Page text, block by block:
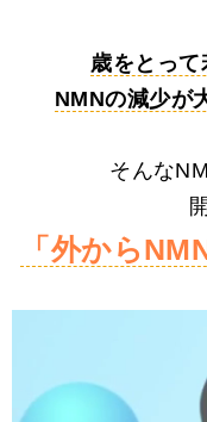
歳をとって
NMNの減少が
そんな
「外から